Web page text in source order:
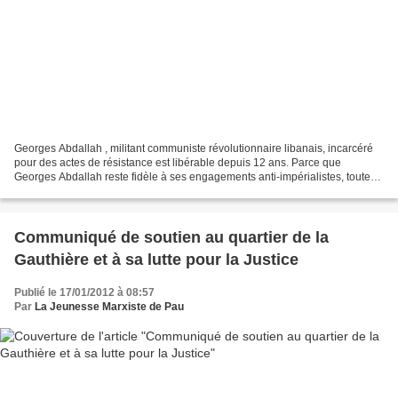
Georges Abdallah , militant communiste révolutionnaire libanais, incarcéré
pour des actes de résistance est libérable depuis 12 ans. Parce que
Georges Abdallah reste fidèle à ses engagements anti-impérialistes, toutes
Communiqué de soutien au quartier de la
Gauthière et à sa lutte pour la Justice
Publié le 17/01/2012 à 08:57
Par La Jeunesse Marxiste de Pau